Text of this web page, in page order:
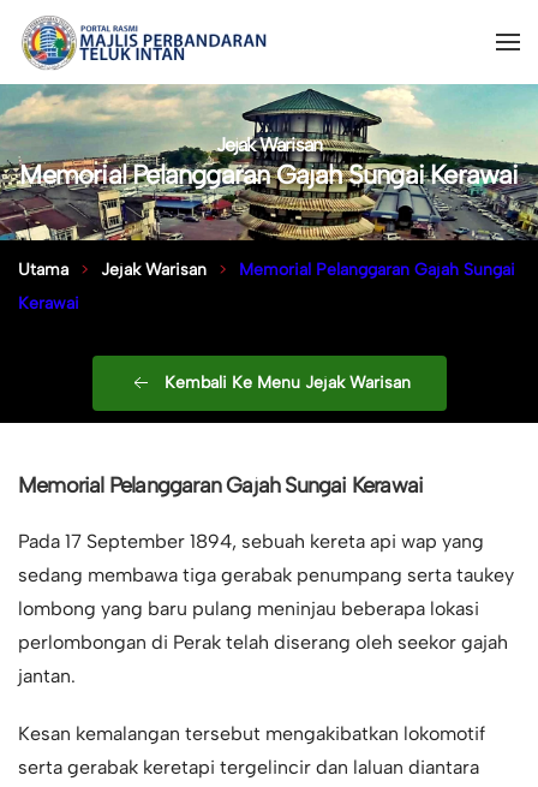
Jejak Warisan
Memorial Pelanggaran Gajah Sungai Kerawai
Utama Jejak Warisan
Memorial Pelanggaran Gajah Sungai
Kerawai
Kembali Ke Menu Jejak Warisan
Memorial Pelanggaran Gajah Sungai Kerawai
Pada 17 September 1894, sebuah kereta api wap yang
sedang membawa tiga gerabak penumpang serta taukey
lombong yang baru pulang meninjau beberapa lokasi
perlombongan di Perak telah diserang oleh seekor gajah
jantan.
Kesan kemalangan tersebut mengakibatkan lokomotif
serta gerabak keretapi tergelincir dan laluan diantara